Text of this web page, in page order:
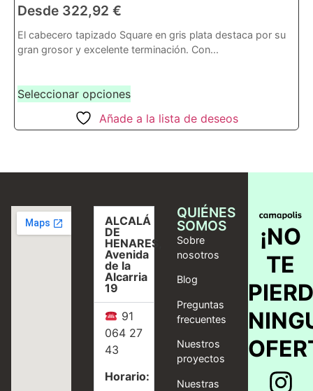
Desde 322,92 €
El cabecero tapizado Square en gris plata destaca por su
gran grosor y excelente terminación. Con...
Seleccionar opciones
Añade a la lista de deseos
ALCALÁ
DE
HENARES,
Avenida
de la
Alcarria
19
91
064 27
43
Horario:
QUIÉNES
SOMOS
Sobre
nosotros
Blog
Preguntas
frecuentes
Nuestros
proyectos
Nuestras
¡NO
TE